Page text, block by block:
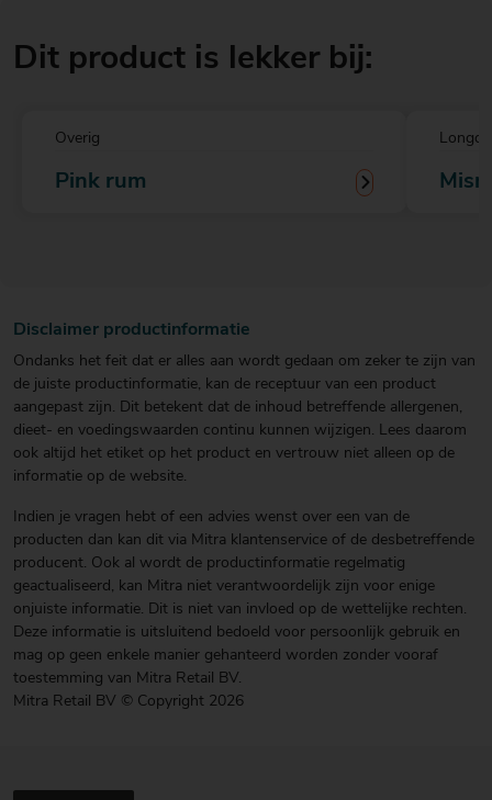
Dit product is lekker bij:
Overig
Pink rum
Disclaimer productinformatie
Ondanks het feit dat er alles aan wordt gedaan om zeker te zijn van
de juiste productinformatie, kan de receptuur van een product
aangepast zijn. Dit betekent dat de inhoud betreffende allergenen,
dieet- en voedingswaarden continu kunnen wijzigen. Lees daarom
ook altijd het etiket op het product en vertrouw niet alleen op de
informatie op de website.
Indien je vragen hebt of een advies wenst over een van de
producten dan kan dit via Mitra klantenservice of de desbetreffende
producent. Ook al wordt de productinformatie regelmatig
geactualiseerd, kan Mitra niet verantwoordelijk zijn voor enige
onjuiste informatie. Dit is niet van invloed op de wettelijke rechten.
Deze informatie is uitsluitend bedoeld voor persoonlijk gebruik en
mag op geen enkele manier gehanteerd worden zonder vooraf
toestemming van Mitra Retail BV.
Mitra Retail BV © Copyright 2026